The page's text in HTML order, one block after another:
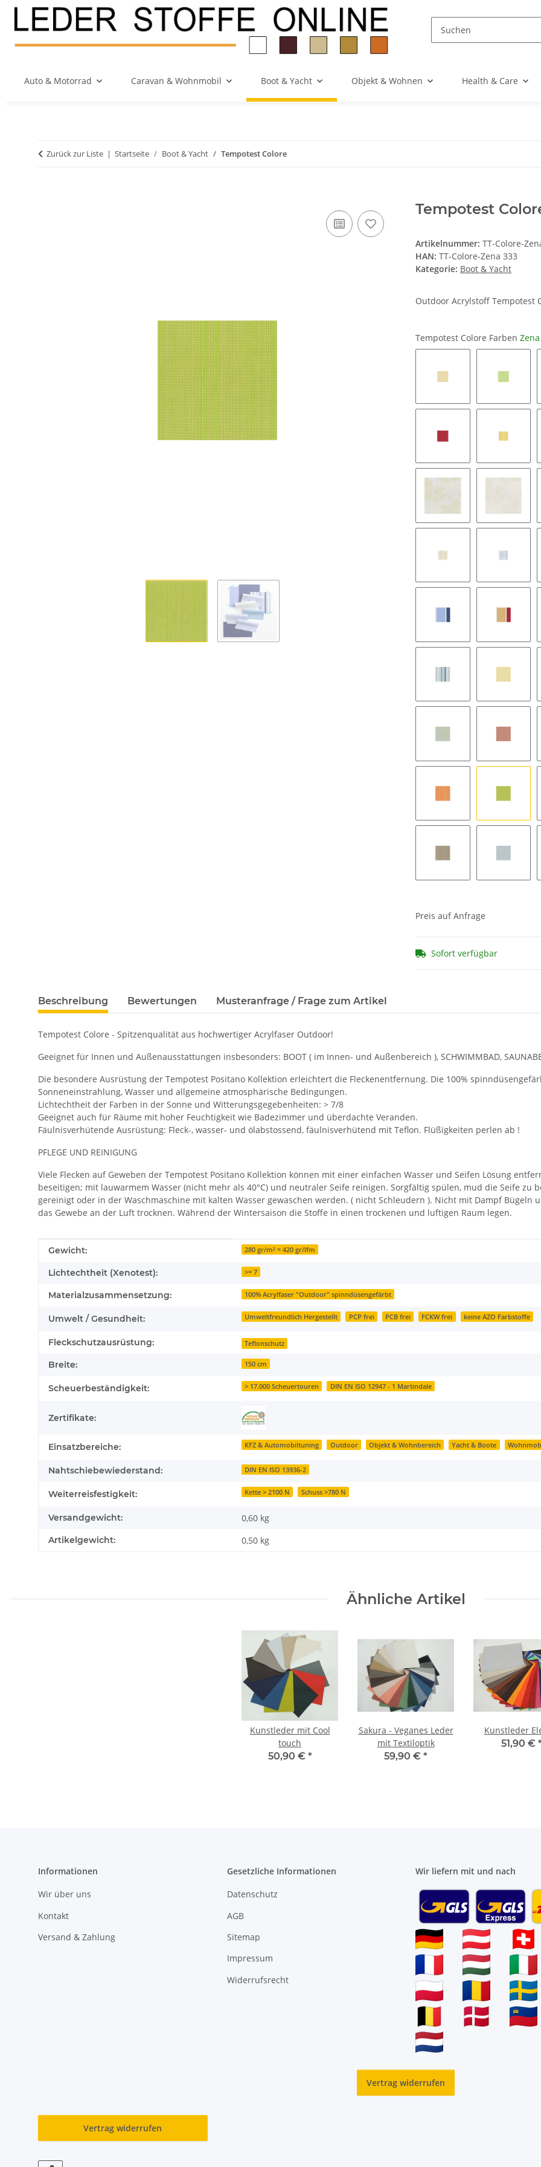
Auto & Motorrad Caravan & Wohnmobil Boot & Yacht Objekt & Wohnen Health & Care
Zurück zur Liste Startseite Boot & Yacht Tempotest Colore
Tempotest
Artikelnummer: TT-Colore-
HAN: TT-Colore-Zena 333
Kategorie: Boot & Yacht
Outdoor Acrylstoff Tempotest
Tempotest Colore Farben
Brenta 301 Brenta
Brenta 382 Lomato
Mazara 344 Mazara
Sarno 342 Sarno
Tesino 373 Tesino
Volturno 365 Zena 300
Zena 312 Zena 313
Zena 332 Zena 333
Preis auf Anfrage
Sofort verfügbar
Beschreibung Bewertungen Musteranfrage / Frage zum Artikel
Tempotest Colore - Spitzenqualität aus hochwertiger Acrylfaser Outdoor!
Geeignet für Innen und Außenausstattungen insbesonders: BOOT ( im Innen- und Außenbereich ), SCHWIMMBAD,
Die besondere Ausrüstung der Tempotest Positano Kollektion erleichtert die Fleckenentfernung. Die 100%
Sonneneinstrahlung, Wasser und allgemeine atmosphärische Bedingungen.
Lichtechtheit der Farben in der Sonne und Witterungsgegebenheiten: > 7/8
Geeignet auch für Räume mit hoher Feuchtigkeit wie Badezimmer und überdachte Veranden.
Fäulnisverhütende Ausrüstung: Fleck-, wasser- und ölabstossend, fäulnisverhütend mit Teflon. Flüßigkeiten perlen ab !
PFLEGE UND REINIGUNG
Viele Flecken auf Geweben der Tempotest Positano Kollektion können mit einer einfachen Wasser und Seifen Lösung
beseitigen; mit lauwarmem Wasser (nicht mehr als 40°C) und neutraler Seife reinigen. Sorgfältig spülen, mud die Seife zu
gereinigt oder in der Waschmaschine mit kalten Wasser gewaschen werden. ( nicht Schleudern ). Nicht mit Dampf Bügeln
das Gewebe an der Luft trocknen. Während der Wintersaison die Stoffe in einen trockenen und luftigen Raum legen.
Produkteigenschaft
Wert
Gewicht: 280 gr/m² = 420 gr/lfm
Lichtechtheit (Xenotest): >= 7
Materialzusammensetzung: 100% Acrylfaser "Outdoor" spinndüsengefärbt
Umwelt / Gesundheit: Umweltfreundlich Hergestellt PCP frei PCB frei FCKW frei keine AZO Farbstoffe
Fleckschutzausrüstung: Teflonschutz
Breite: 150 cm
Scheuerbeständigkeit: > 17.000 Scheuertouren DIN EN ISO 12947 - 1 Martindale
Zertifikate:
Einsatzbereiche: KFZ & Automobiltuning Outdoor Objekt & Wohnbereich Yacht & Boote
Nahtschiebewiederstand: DIN EN ISO 13936-2
Weiterreisfestigkeit: Kette > 2100 N Schuss >780 N
Versandgewicht: 0,60 kg
Artikelgewicht: 0,50 kg
Ähnliche Artikel
Kunstleder mit Cool
touch
50,90 € *
Sakura - Veganes Leder
mit Textiloptik
59,90 € *
Kunstleder
51,90 €
Informationen
Wir über uns
Kontakt
Versand & Zahlung
Gesetzliche Informationen
Datenschutz
AGB
Sitemap
Impressum
Widerrufsrecht
Wir liefern mit und nach
Vertrag widerrufen
Vertrag widerrufen